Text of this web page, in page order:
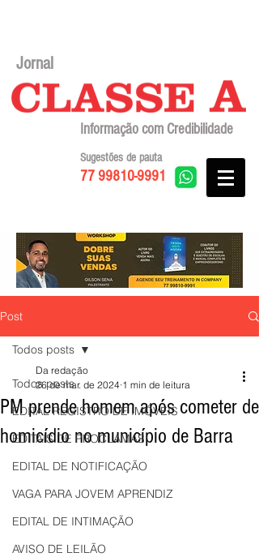
Jornal
Informação com Credibilidade
77 99810-9991
Sugestões de pauta
Post
Todos posts
EDITAL REGISTRO DE IMÓVEIS
EDITAIS DE PROCLAMAS
EDITAL DE NOTIFICAÇÃO
VAGA PARA JOVEM APRENDIZ
EDITAL DE INTIMAÇÃO
AVISO DE LEILÃO
Todos posts
PM prende homem após cometer de
homicídio no município de Barra
Da redação
26 de mar. de 2024 1 min de leitura